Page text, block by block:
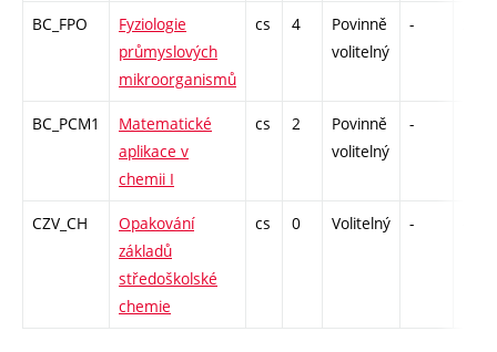
BC_FPO
Fyziologie
průmyslových
mikroorganismů
cs 4
Povinně
volitelný
-
BC_PCM1
Matematické
aplikace v
chemii I
cs 2
Povinně
volitelný
-
CZV_CH
Opakování
základů
středoškolské
chemie
cs 0 Volitelný -